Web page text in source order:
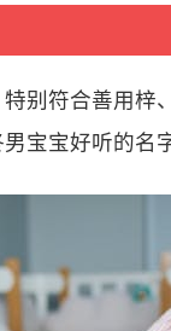
别符合善用梓
宝宝好听的名字